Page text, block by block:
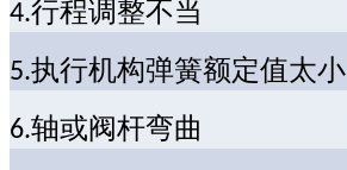
4.行程调整不当
5.执行机构弹簧额定值太小
6.轴或阀杆弯曲